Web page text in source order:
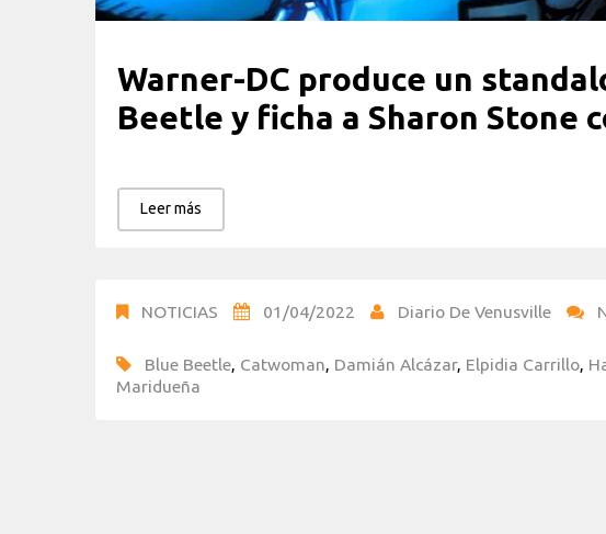
Warner-DC produce un
Beetle y ficha a Sharon Stone
Leer más
NOTICIAS 01/04/2022 Diario De Venusville
Blue Beetle, Catwoman, Damián Alcázar, Elpidia Carrillo,
Maridueña